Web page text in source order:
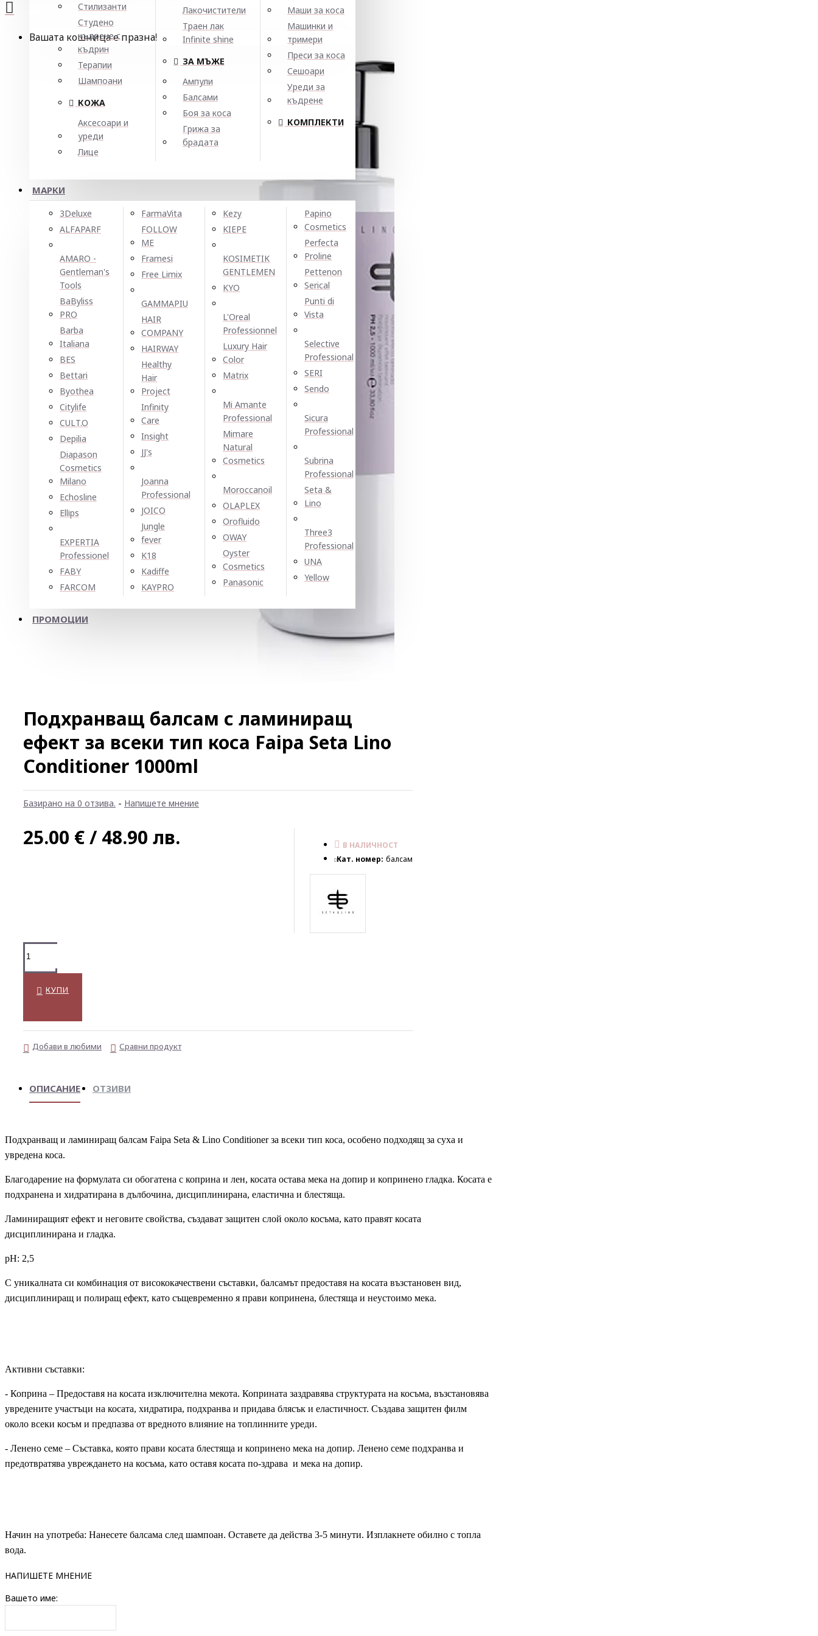
Стилизанти
Студено
къдрене с
къдрин
Терапии
Шампоани
КОЖА
Аксесоари и
уреди
Лице
Лакочистители
Траен лак
Infinite shine
ЗА МЪЖЕ
Ампули
Балсами
Боя за коса
Грижа за
брадата
Маши за коса
Машинки и
тримери
Преси за коса
Сешоари
Уреди за
къдрене
КОМПЛЕКТИ
МАРКИ
3Deluxe
ALFAPARF
AMARO -
Gentleman's
Tools
BaByliss
PRO
Barba
Italiana
BES
Bettari
Byothea
Citylife
CULT.O
Depilia
Diapason
Cosmetics
Milano
Echosline
Ellірѕ
EXPERTIA
Professionel
FABY
FARCOM
FarmaVita
FOLLOW
ME
Framesi
Free Limix
GAMMAPIU
HAIR
COMPANY
HAIRWAY
Healthy
Hair
Project
Infinity
Care
Insight
JJ's
Joanna
Professional
JOICO
Jungle
fever
K18
Kadiffe
KAYPRO
Kezy
KIEPE
KOSIMETIK
GENTLEMEN
KYO
L'Oreal
Professionnel
Luxury Hair
Color
Matrix
Mi Amante
Professional
Mimare
Natural
Cosmetics
Moroccanoil
OLAPLEX
Orofluido
OWAY
Oyster
Cosmetics
Panasonic
Papino
Cosmetics
Perfecta
Proline
Pettenon
Serical
Punti di
Vista
Selective
Professional
SERI
Sendo
Sicura
Professional
Subrina
Professional
Seta &
Lino
Three3
Professional
UNA
Yellow
ПРОМОЦИИ
Вашата кошница е празна!
Подхранващ балсам с ламиниращ
ефект за всеки тип коса Faipa Seta Lino
Conditioner 1000ml
Базирано на 0 отзива. - Напишете мнение
25.00 € / 48.90 лв.
В НАЛИЧНОСТ
Кат. номер: балсам
КУПИ
Добави в любими Сравни продукт
ОПИСАНИЕ ОТЗИВИ
Подхранващ и ламиниращ балсам Faipa Seta & Lino Conditioner за всеки тип коса, особено подходящ за суха и
увредена коса.
Благодарение на формулата си обогатена с коприна и лен, косата остава мека на допир и копринено гладка. Косата е
подхранена и хидратирана в дълбочина, дисциплинирана, еластична и блестяща.
Ламиниращият ефект и неговите свойства, създават защитен слой около косъма, като правят косата
дисциплинирана и гладка.
pH: 2,5
С уникалната си комбинация от висококачествени съставки, балсамът предоставя на косата възстановен вид,
дисциплиниращ и полиращ ефект, като същевременно я прави копринена, блестяща и неустоимо мека.
Активни съставки:
- Коприна – Предоставя на косата изключителна мекота. Коприната заздравява структурата на косъма, възстановява
увредените участъци на косата, хидратира, подхранва и придава блясък и еластичност. Създава защитен филм
около всеки косъм и предпазва от вредното влияние на топлинните уреди.
- Ленено семе – Съставка, която прави косата блестяща и копринено мека на допир. Ленено семе подхранва и
предотвратява увреждането на косъма, като оставя косата по-здрава и мека на допир.
Начин на употреба: Нанесете балсама след шампоан. Оставете да действа 3-5 минути. Изплакнете обилно с топла
вода.
НАПИШЕТЕ МНЕНИЕ
Вашето име: